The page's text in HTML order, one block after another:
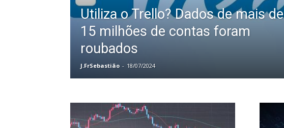
Utiliza o Trello? Dados de mais de
15 milhões de contas foram
roubados
J.FrSebastião - 18/07/2024